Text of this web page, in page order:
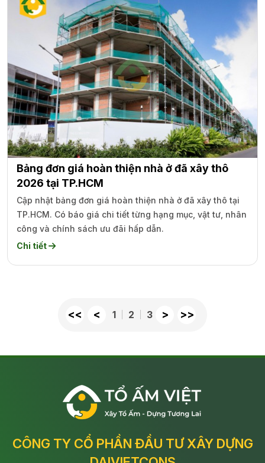
Bảng đơn giá hoàn thiện nhà ở đã xây thô
2026 tại TP.HCM
Cập nhật bảng đơn giá hoàn thiện nhà ở đã xây thô tại
TP.HCM. Có báo giá chi tiết từng hạng mục, vật tư, nhân
công và chính sách ưu đãi hấp dẫn.
Chi tiết
<< < 1 2 3 > >>
CÔNG TY CỔ PHẦN ĐẦU TƯ XÂY DỰNG